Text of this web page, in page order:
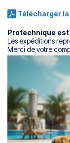
Télécharger
Protechnique
Les expéditions
Merci de votre